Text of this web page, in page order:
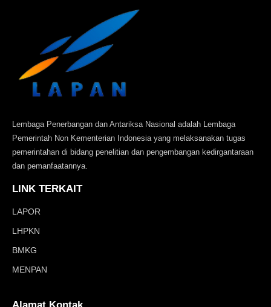
Lembaga Penerbangan dan Antariksa Nasional adalah Lembaga
Pemerintah Non Kementerian Indonesia yang melaksanakan tugas
pemerintahan di bidang penelitian dan pengembangan kedirgantaraan
dan pemanfaatannya.
LINK TERKAIT
LAPOR
LHPKN
BMKG
MENPAN